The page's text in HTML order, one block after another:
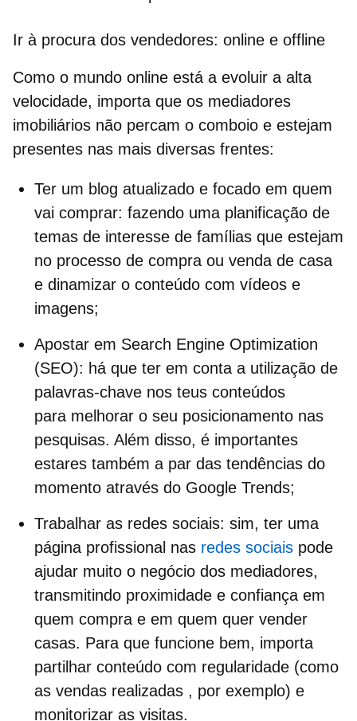
Ir à procura dos vendedores: online e offline
Como o mundo online está a evoluir a alta
velocidade, importa que os mediadores
imobiliários não percam o comboio e estejam
presentes nas mais diversas frentes:
Ter um blog atualizado e focado em quem
vai comprar: fazendo uma planificação de
temas de interesse de famílias que estejam
no processo de compra ou venda de casa
e dinamizar o conteúdo com vídeos e
imagens;
Apostar em Search Engine Optimization
(SEO): há que ter em conta a utilização de
palavras-chave nos teus conteúdos
para melhorar o seu posicionamento nas
pesquisas. Além disso, é importantes
estares também a par das tendências do
momento através do Google Trends;
Trabalhar as redes sociais: sim, ter uma
página profissional nas redes sociais pode
ajudar muito o negócio dos mediadores,
transmitindo proximidade e confiança em
quem compra e em quem quer vender
casas. Para que funcione bem, importa
partilhar conteúdo com regularidade (como
as vendas realizadas , por exemplo) e
monitorizar as visitas.